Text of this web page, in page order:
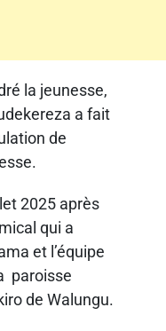
la jeunesse,
a fait
de
2025 après
qui a
et l’équipe
paroisse
de Walungu.